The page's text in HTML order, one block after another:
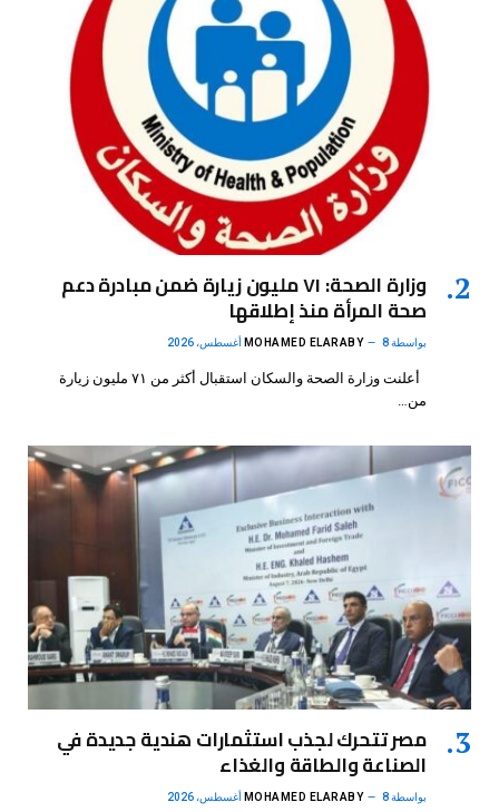
وزارة الصحة: ٧١ مليون زيارة ضمن مبادرة دعم
صحة المرأة منذ إطلاقها
بواسطة MOHAMED ELARABY 8 أغسطس، 2026
أعلنت وزارة الصحة والسكان استقبال أكثر من ٧١ مليون زيارة
من…
مصر تتحرك لجذب استثمارات هندية جديدة في
الصناعة والطاقة والغذاء
بواسطة MOHAMED ELARABY 8 أغسطس، 2026